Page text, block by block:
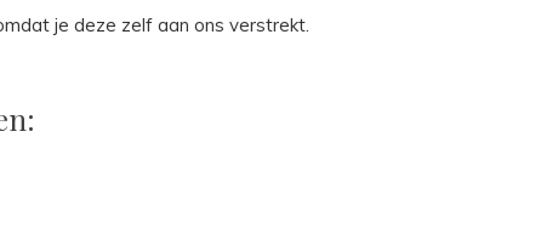
je deze zelf aan ons verstrekt.